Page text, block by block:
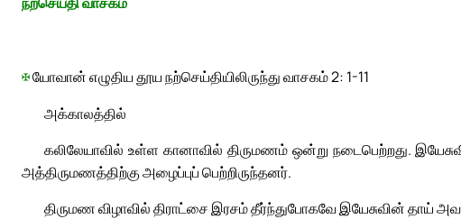
✠யோவான் எழுதிய தூய நற்செய்தியிலிருந்து வாசகம் 2: 1-11
அக்காலத்தில்
கலிலேயாவில் உள்ள கானாவில் திருமணம் ஒன்று நடைபெற்றது.
அத்திருமணத்திற்கு அழைப்புப் பெற்றிருந்தனர்.
திருமண விழாவில் திராட்சை இரசம் தீர்ந்துபோகவே இயேசுவின் தாய்